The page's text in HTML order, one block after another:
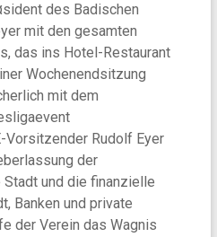
des Badischen
mit den gesamten
das ins Hotel-Restaurant
Wochenendsitzung
mit dem
Rudolf Eyer
der
und die finanzielle
Banken und private
der Verein das Wagnis